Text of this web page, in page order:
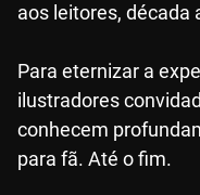
aos leitores, década
Para eternizar a
ilustradores
conhecem
para fã. Até o fim.